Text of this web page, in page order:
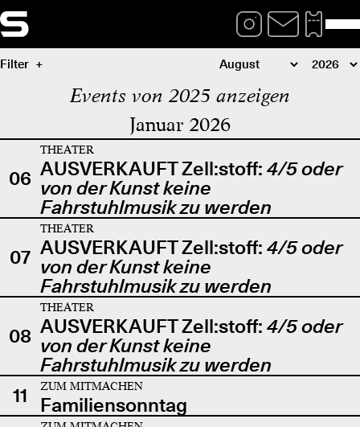
Filter
Events von 2025 anzeigen
Januar 2026
06
THEATER
AUSVERKAUFT Zell:stoff: 4/5 oder
von der Kunst keine
Fahrstuhlmusik zu werden
07
THEATER
AUSVERKAUFT Zell:stoff: 4/5 oder
von der Kunst keine
Fahrstuhlmusik zu werden
08
THEATER
AUSVERKAUFT Zell:stoff: 4/5 oder
von der Kunst keine
Fahrstuhlmusik zu werden
11
ZUM MITMACHEN
Familiensonntag